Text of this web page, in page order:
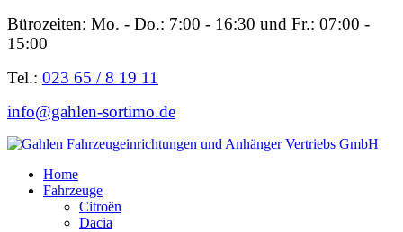
Bürozeiten: Mo. - Do.: 7:00 - 16:30 und Fr.: 07:00 -
15:00
Tel.: 023 65 / 8 19 11
info@gahlen-sortimo.de
Home
Fahrzeuge
Citroën
Dacia